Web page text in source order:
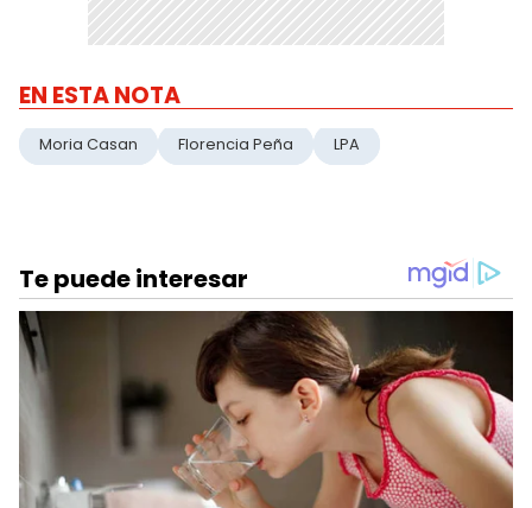
EN ESTA NOTA
Moria Casan Florencia Peña LPA